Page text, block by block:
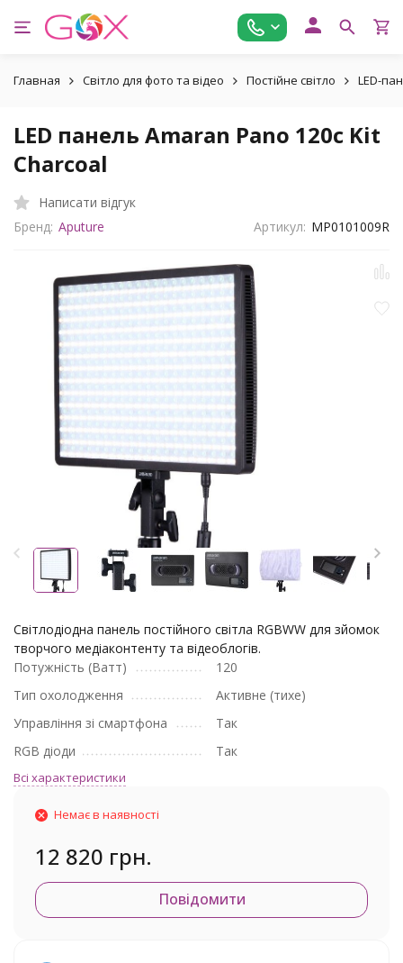
Главная Світло для фото та відео Постійне світло LED-
LED панель Amaran Pano 120c Kit
Charcoal
Написати відгук
Бренд: Aputure Артикул: MP0101009R
Світлодіодна панель постійного світла RGBWW для зйомок
творчого медіаконтенту та відеоблогів.
Потужність (Ватт)
120
Тип охолодження
Активне (тихе)
Управління зі смартфона
Так
RGB діоди
Так
Всі характеристики
Немає в наявності
12 820 грн.
Повідомити